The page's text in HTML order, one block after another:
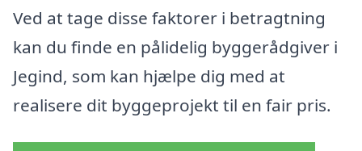
Ved at tage disse faktorer i betragtning
kan du finde en pålidelig byggerådgiver i
Jegind, som kan hjælpe dig med at
realisere dit byggeprojekt til en fair pris.